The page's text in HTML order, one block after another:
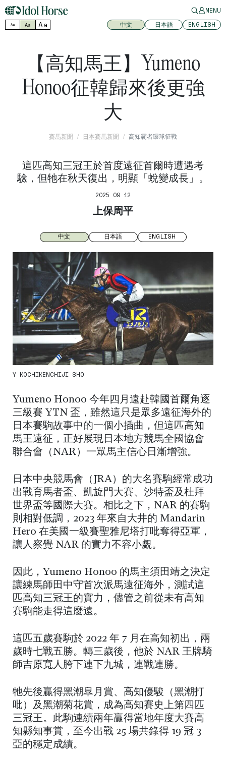
MENU
Aa Aa Aa 中文 日本語 ENGLISH
【高知馬王】Yumeno
Honoo征韓歸來後更強
大
賽馬新聞 日本賽馬新聞 高知霸者環球征戰
這匹高知三冠王於首度遠征首爾時遭遇考
驗，但牠在秋天復出，明顯「蛻變成長」。
2025 09 12
上保周平
中文 日本語 ENGLISH
Y KOCHIKENCHIJI SHO
Yumeno Honoo 今年四月遠赴韓國首爾角逐
三級賽 YTN 盃，雖然這只是眾多遠征海外的
日本賽駒故事中的一個小插曲，但這匹高知
馬王遠征，正好展現日本地方競馬全國協會
聯合會（NAR）一眾馬主信心日漸增強。
日本中央競馬會（JRA）的大名賽駒經常成功
出戰育馬者盃、凱旋門大賽、沙特盃及杜拜
世界盃等國際大賽。相比之下，NAR 的賽駒
則相對低調，2023 年來自大井的 Mandarin
Hero 在美國一級賽聖雅尼塔打吡奪得亞軍，
讓人察覺 NAR 的實力不容小覷。
因此，Yumeno Honoo 的馬主須田靖之決定
讓練馬師田中守首次派馬遠征海外，測試這
匹高知三冠王的實力，儘管之前從未有高知
賽駒能走得這麼遠。
這匹五歲賽駒於 2022 年 7 月在高知初出，兩
歲時七戰五勝。轉三歲後，他於 NAR 王牌騎
師吉原寬人胯下連下九城，連戰連勝。
牠先後贏得黑潮皐月賞、高知優駿（黑潮打
吡）及黑潮菊花賞，成為高知賽史上第四匹
三冠王。此駒連續兩年贏得當地年度大賽高
知縣知事賞，至今出戰 25 場共錄得 19 冠 3
亞的穩定成績。